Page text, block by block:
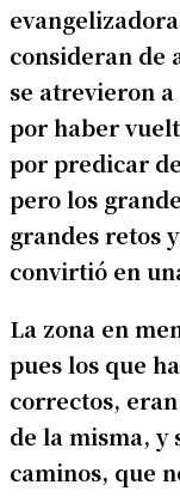
consideran de
se atrevieron
por haber
por predicar
pero los
grandes retos
convirtió en
La zona en
pues los que
correctos,
de la misma, y
caminos, que